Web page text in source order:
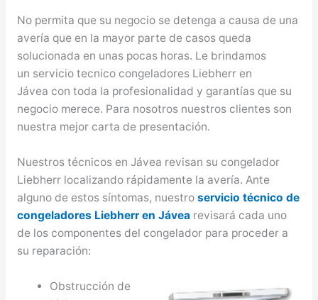
No permita que su negocio se detenga a causa de una
avería que en la mayor parte de casos queda
solucionada en unas pocas horas. Le brindamos
un servicio tecnico congeladores Liebherr en
Jávea con toda la profesionalidad y garantías que su
negocio merece. Para nosotros nuestros clientes son
nuestra mejor carta de presentación.
Nuestros técnicos en Jávea revisan su congelador
Liebherr localizando rápidamente la avería. Ante
alguno de estos síntomas, nuestro servicio técnico de
congeladores Liebherr en Jávearevisará cada uno
de los componentes del congelador para proceder a
su reparación:
Obstrucción de